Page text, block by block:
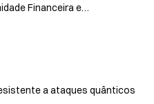
Financeira e
a ataques quânticos